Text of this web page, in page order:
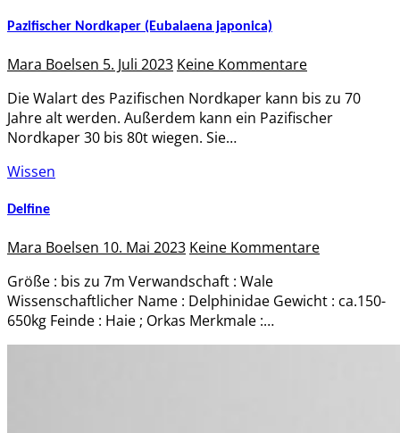
Pazifischer Nordkaper (Eubalaena japonica)
Mara Boelsen 5. Juli 2023 Keine Kommentare
Die Walart des Pazifischen Nordkaper kann bis zu 70
Jahre alt werden. Außerdem kann ein Pazifischer
Nordkaper 30 bis 80t wiegen. Sie…
Wissen
Delfine
Mara Boelsen 10. Mai 2023 Keine Kommentare
Größe : bis zu 7m Verwandschaft : Wale
Wissenschaftlicher Name : Delphinidae Gewicht : ca.150-
650kg Feinde : Haie ; Orkas Merkmale :…